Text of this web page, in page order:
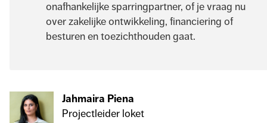
onafhankelijke sparringpartner, of je vraag nu
over zakelijke ontwikkeling, financiering of
besturen en toezichthouden gaat.
Jahmaira Piena
Projectleider loket